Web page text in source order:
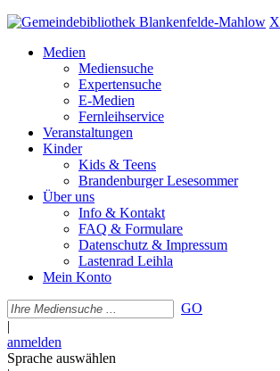
X
Medien
Mediensuche
Expertensuche
E-Medien
Fernleihservice
Veranstaltungen
Kinder
Kids & Teens
Brandenburger Lesesommer
Über uns
Info & Kontakt
FAQ & Formulare
Datenschutz & Impressum
Lastenrad Leihla
Mein Konto
GO
|
anmelden
Sprache auswählen